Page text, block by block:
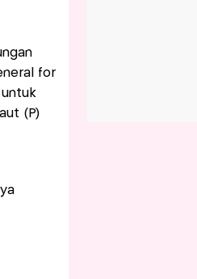
for
untuk
(P)